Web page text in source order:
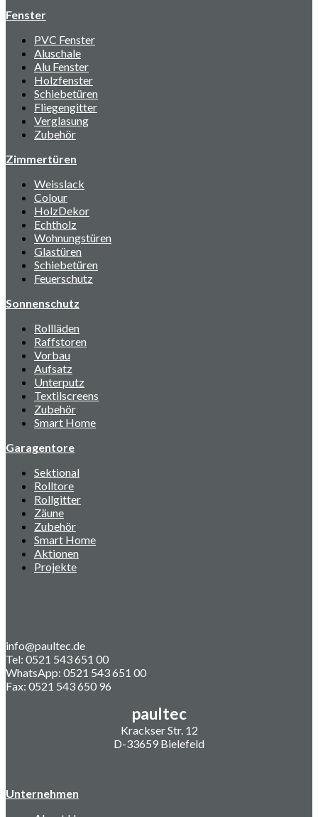
Fenster
PVC Fenster
Aluschale
Alu Fenster
Holzfenster
Schiebetüren
Fliegengitter
Verglasung
Zubehör
Zimmertüren
Weisslack
Colour
HolzDekor
Echtholz
Wohnungstüren
Glastüren
Schiebetüren
Feuerschutz
Sonnenschutz
Rollläden
Raffstoren
Vorbau
Aufsatz
Unterputz
Textilscreens
Zubehör
Smart Home
Garagentore
Sektional
Rolltore
Rollgitter
Zäune
Zubehör
Smart Home
Aktionen
Projekte
info@paultec.de
Tel: 0521 543 651 00
WhatsApp: 0521 543 651 00
Fax: 0521 543 650 96
paultec
Krackser Str. 12
D-33659 Bielefeld
Unternehmen